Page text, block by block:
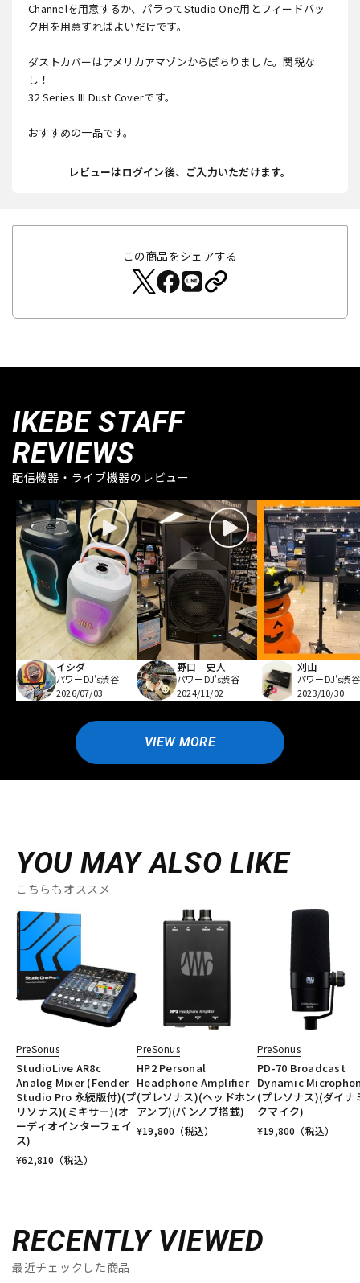
Channelを用意するか、パラってStudio One用とフィードバッ
ク用を用意すればよいだけです。
ダストカバーはアメリカアマゾンからぽちりました。関税な
し！
32 Series III Dust Coverです。
おすすめの一品です。
レビューはログイン後、ご入力いただけます。
この商品をシェアする
IKEBE STAFF
REVIEWS
配信機器・ライブ機器のレビュー
イシダ
パワーDJ's渋谷
2026/07/03
野口 史人
パワーDJ's渋谷
2024/11/02
刈山
パワーDJ's渋谷
2023/10/30
VIEW MORE
YOU MAY ALSO LIKE
こちらもオススメ
PreSonus
StudioLive AR8c
Analog Mixer (Fender
Studio Pro 永続版付)(プ
リソナス)(ミキサー)(オ
ーディオインターフェイ
ス)
¥62,810 （税込）
PreSonus
HP2 Personal
Headphone Amplifier
(プレソナス)(ヘッドホン
アンプ)(パンノブ搭載)
¥19,800 （税込）
PreSonus
PD-70 Broadcast
Dynamic
(プレソナス)(ダイナ
クマイク)
¥19,800 （税込）
RECENTLY VIEWED
最近チェックした商品